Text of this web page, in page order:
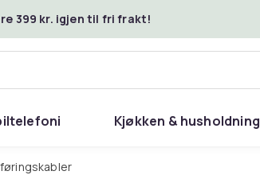
399 kr. igjen til fri frakt!
Kjøkken & husholdning